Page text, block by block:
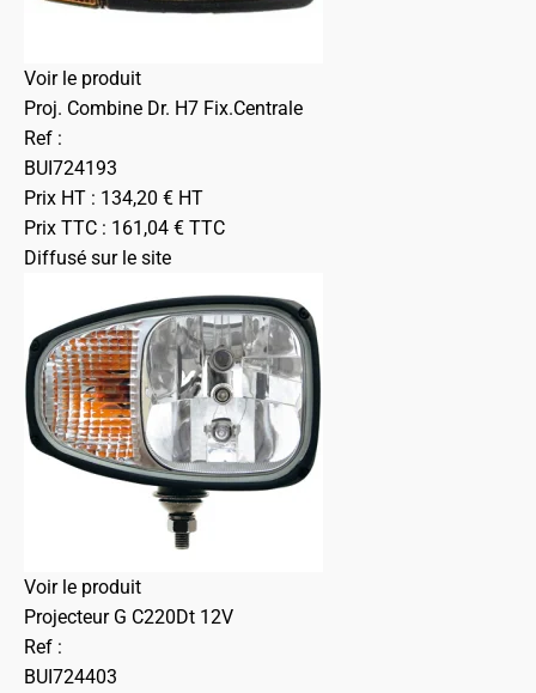
Voir le produit
Proj. Combine Dr. H7 Fix.Centrale
Ref :
BUI724193
Prix HT : 134,20 € HT
Prix TTC : 161,04 € TTC
Diffusé sur le site
Voir le produit
Projecteur G C220Dt 12V
Ref :
BUI724403